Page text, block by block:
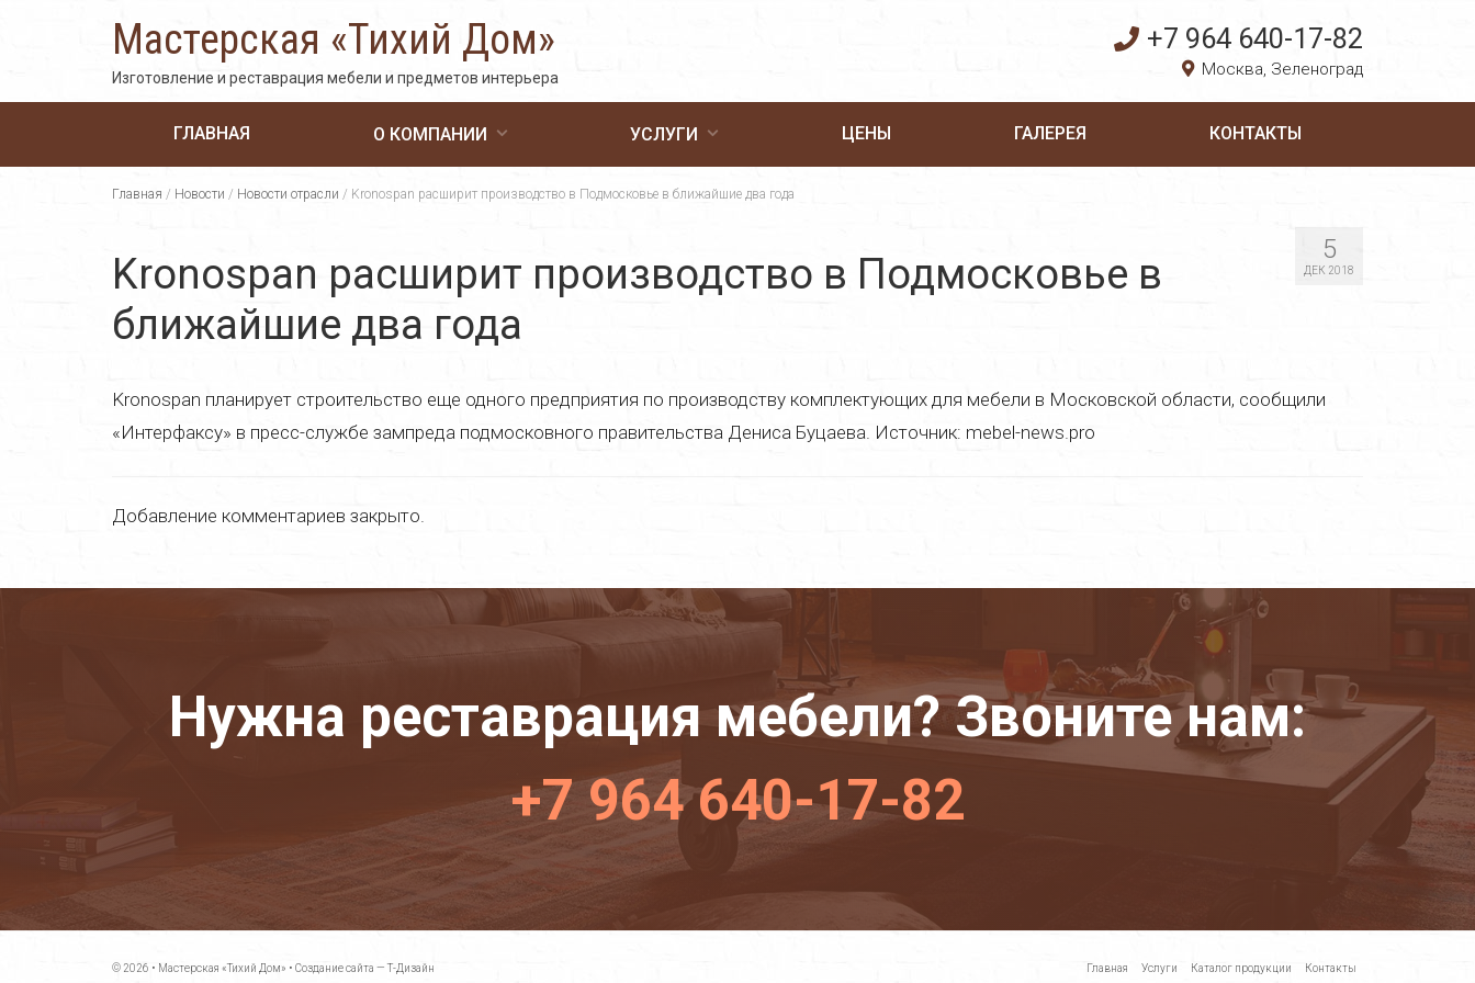
Мастерская «Тихий Дом»
Изготовление и реставрация мебели и предметов интерьера
+7 964 640-17-82
Москва, Зеленоград
ГЛАВНАЯ О КОМПАНИИ УСЛУГИ ЦЕНЫ ГАЛЕРЕЯ КОНТАКТЫ
Главная / Новости / Новости отрасли / Kronospan расширит производство в Подмосковье в ближайшие два года
5
ДЕК 2018
Kronospan расширит производство в Подмосковье в
ближайшие два года
Kronospan планирует строительство еще одного предприятия по производству комплектующих для мебели в Московской области, сообщили
«Интерфаксу» в пресс-службе зампреда подмосковного правительства Дениса Буцаева. Источник: mebel-news.pro
Добавление комментариев закрыто.
Нужна реставрация мебели? Звоните нам:
+7 964 640-17-82
Главная Услуги Каталог продукции Контакты
© 2026 • Мастерская «Тихий Дом» • Создание сайта — Т-Дизайн